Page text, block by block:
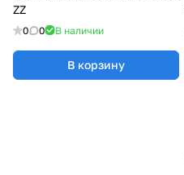
ZZ
0 0 В наличии
В корзину